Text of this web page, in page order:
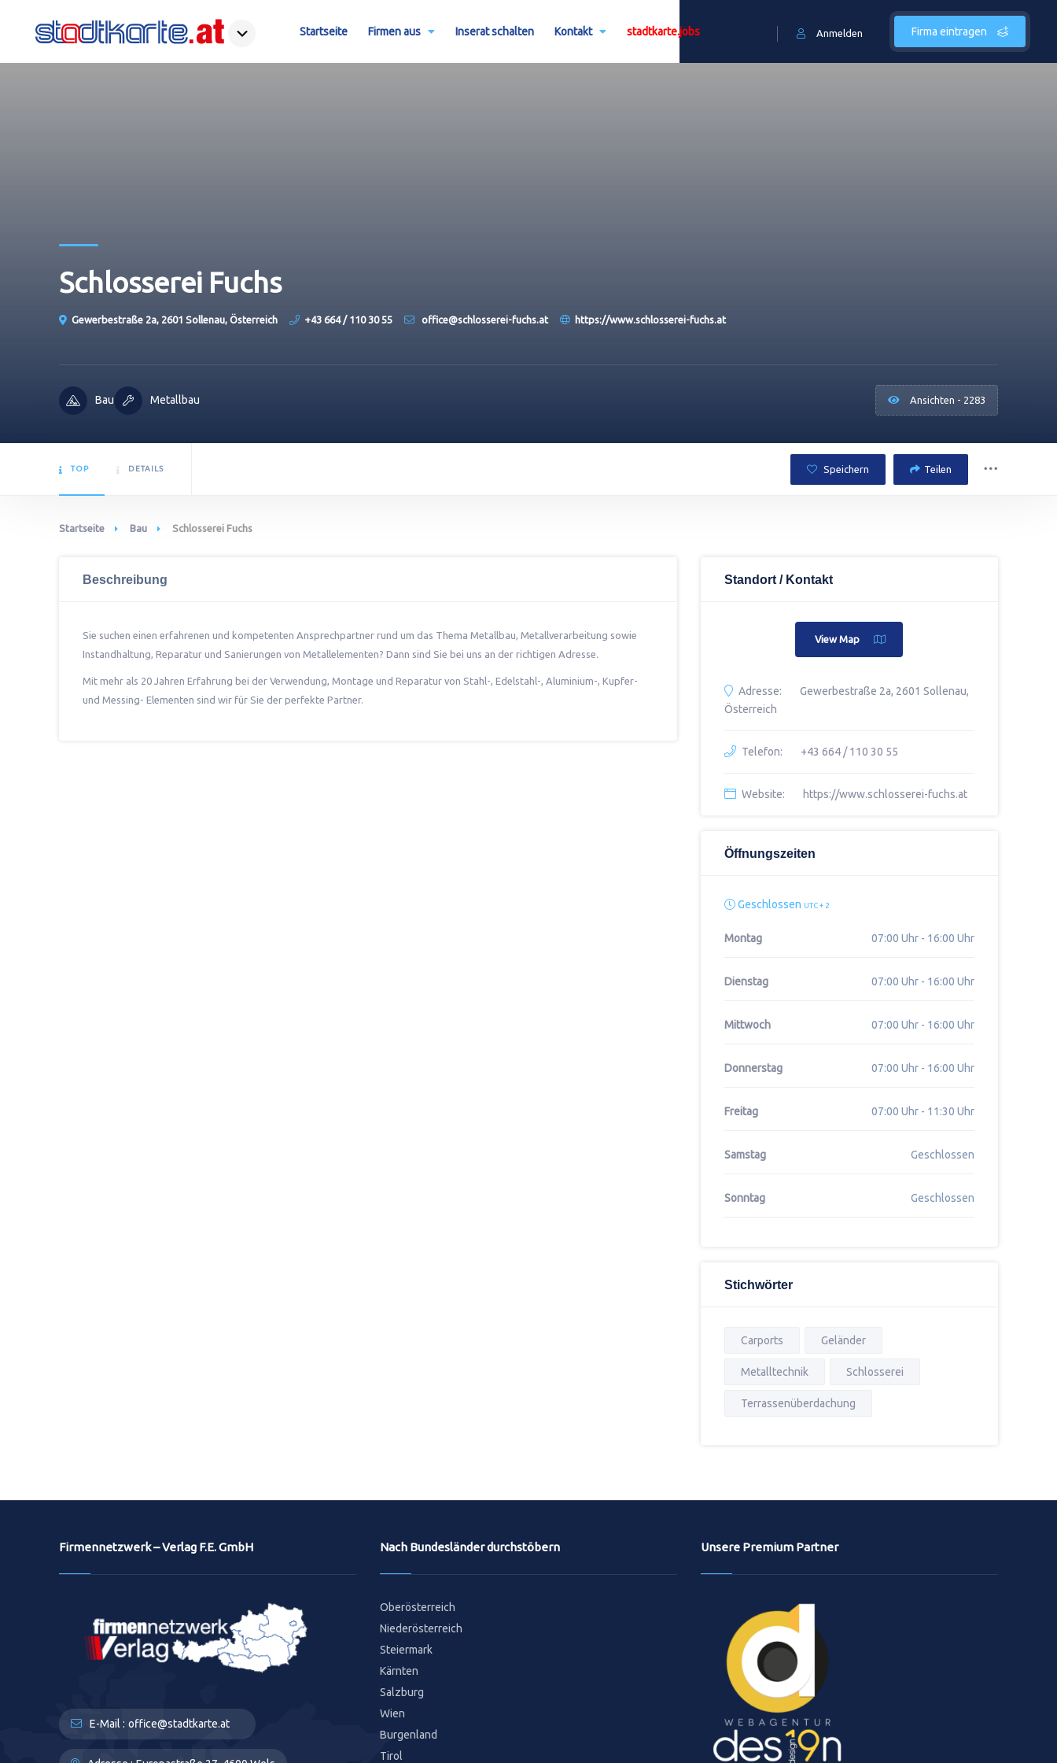
Firma eintragen
Anmelden
Startseite Firmen aus Inserat schalten Kontakt stadtkarte.jobs
Schlosserei Fuchs
Gewerbestraße 2a, 2601 Sollenau, Österreich +43 664 / 110 30 55 office@schlosserei-fuchs.at https://www.schlosserei-fuchs.at
Bau Metallbau Ansichten - 2283
TOP DETAILS Speichern Teilen
Startseite Bau Schlosserei Fuchs
Beschreibung
Sie suchen einen erfahrenen und kompetenten Ansprechpartner rund um das Thema Metallbau, Metallverarbeitung sowie
Instandhaltung, Reparatur und Sanierungen von Metallelementen? Dann sind Sie bei uns an der richtigen Adresse.
Mit mehr als 20 Jahren Erfahrung bei der Verwendung, Montage und Reparatur von Stahl-, Edelstahl-, Aluminium-, Kupfer-
und Messing- Elementen sind wir für Sie der perfekte Partner.
Standort / Kontakt
View Map
Adresse:
Gewerbestraße 2a, 2601 Sollenau,
Österreich
Telefon: +43 664 / 110 30 55
Website: https://www.schlosserei-fuchs.at
Öffnungszeiten
Geschlossen UTC + 2
Montag 07:00 Uhr - 16:00 Uhr
Dienstag 07:00 Uhr - 16:00 Uhr
Mittwoch 07:00 Uhr - 16:00 Uhr
Donnerstag 07:00 Uhr - 16:00 Uhr
Freitag 07:00 Uhr - 11:30 Uhr
Samstag Geschlossen
Sonntag Geschlossen
Stichwörter
Carports Geländer
Metalltechnik Schlosserei
Terrassenüberdachung
Firmennetzwerk – Verlag F.E. GmbH
E-Mail : office@stadtkarte.at
Nach Bundesländer durchstöbern
Oberösterreich
Niederösterreich
Steiermark
Kärnten
Salzburg
Wien
Burgenland
Tirol
Unsere Premium Partner